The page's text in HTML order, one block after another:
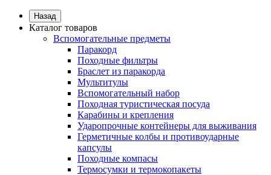
Назад
Каталог товаров
Вспомогательные предметы
Паракорд
Походные фильтры
Браслет из паракорда
Мультитулы
Вспомогательный набор
Походная туристическая посуда
Карабины и крепления
Ударопрочные контейнеры для выживания
Герметичные колбы и противоударные
капсулы
Походные компасы
Термосумки и термокопакеты